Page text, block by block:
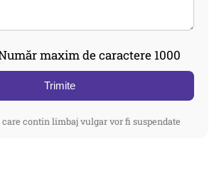
maxim de caractere 1000
Trimite
contin limbaj vulgar vor fi suspendate